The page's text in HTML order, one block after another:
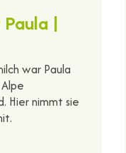
|
war Paula
Hier nimmt sie